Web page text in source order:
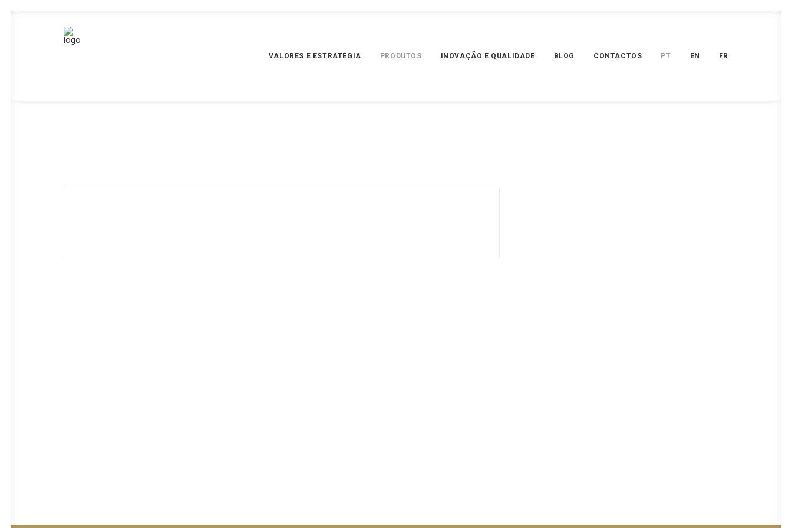
VALORES E ESTRATÉGIA PRODUTOS INOVAÇÃO E QUALIDADE BLOG CONTACTOS PT EN FR